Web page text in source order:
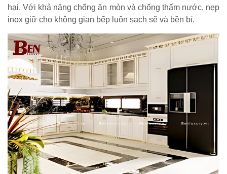
hại. Với khả năng chống ăn mòn và chống thấm nước, nẹp
inox giữ cho không gian bếp luôn sạch sẽ và bền bỉ.